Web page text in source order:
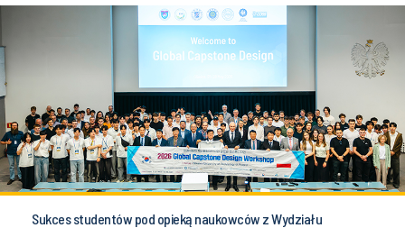
Sukces studentów pod opieką naukowców z Wydziału